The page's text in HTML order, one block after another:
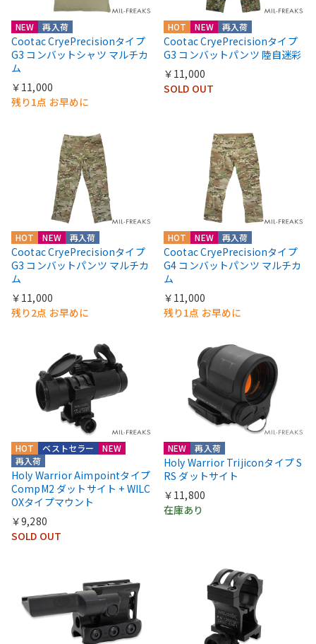
NEW 再入荷
Cootac CryePrecisionタイプ
G3 コンバットシャツ マルチカ
ム
￥11,000
残り1点 お早めに
HOT NEW 再入荷
Cootac CryePrecisionタイプ
G3 コンバットパンツ 陸自迷彩
￥11,000
SOLD OUT
HOT NEW 再入荷
Cootac CryePrecisionタイプ
G3 コンバットパンツ マルチカ
ム
￥11,000
残り2点 お早めに
HOT NEW 再入荷
Cootac CryePrecisionタイプ
G4 コンバットパンツ マルチカ
ム
￥11,000
残り1点 お早めに
HOT
NEW
再入荷
ベストセラー
Holy Warrior Aimpointタイプ
CompM2 ダットサイト + WILC
OXタイプマウント
￥9,280
SOLD OUT
NEW 再入荷
Holy Warrior Trijiconタイプ S
RS ダットサイト
￥11,800
在庫あり